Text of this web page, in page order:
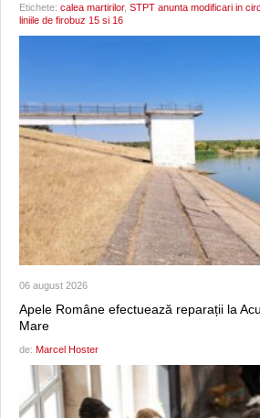
Etichete: calea martirilor, STPT anunta modificari in
liniile de firobuz 15 si 16
06 august 2026
Apele Române efectuează reparații la
Mare
de: Marcel Hoster